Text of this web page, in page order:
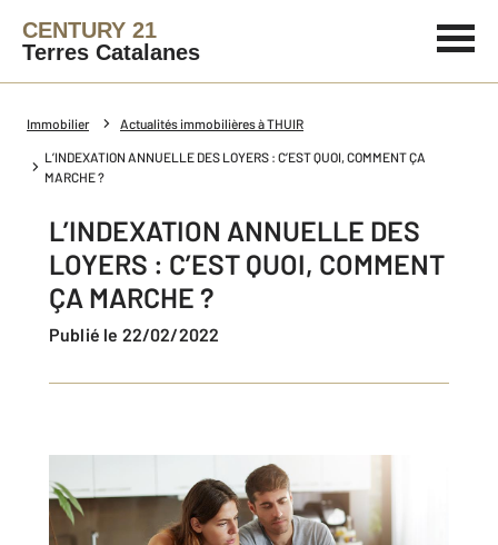
CENTURY 21
Terres Catalanes
Immobilier Actualités immobilières à THUIR
L’INDEXATION ANNUELLE DES LOYERS : C’EST QUOI, COMMENT ÇA
MARCHE ?
L’INDEXATION ANNUELLE DES
LOYERS : C’EST QUOI, COMMENT
ÇA MARCHE ?
Publié le 22/02/2022